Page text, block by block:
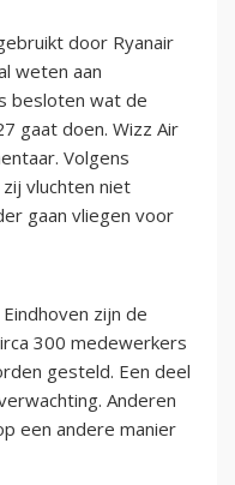
door Ryanair
weten aan
besloten wat de
gaat doen. Wizz Air
Volgens
vluchten niet
gaan vliegen voor
zijn de
300 medewerkers
gesteld. Een deel
Anderen
een andere manier